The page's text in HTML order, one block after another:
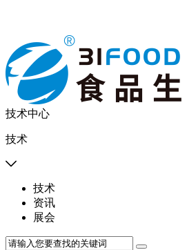
技术中心
技术

技术
资讯
展会